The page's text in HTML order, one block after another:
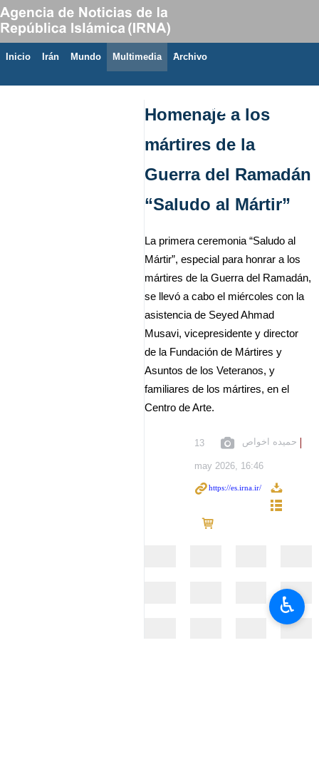
Inicio Irán Mundo Multimedia َArchivo
Homenaje a los
mártires de la
Guerra del Ramadán
“Saludo al Mártir”
La primera ceremonia “Saludo al
Mártir”, especial para honrar a los
mártires de la Guerra del Ramadán,
se llevó a cabo el miércoles con la
asistencia de Seyed Ahmad
Musavi, vicepresidente y director
de la Fundación de Mártires y
Asuntos de los Veteranos, y
familiares de los mártires, en el
Centro de Arte.
حمیده اخواص 13
may 2026, 16:46
♿︎